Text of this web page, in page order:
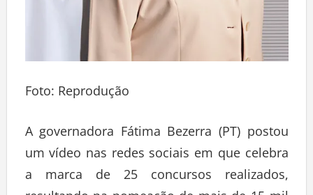
Foto: Reprodução
A governadora Fátima Bezerra (PT) postou
um vídeo nas redes sociais em que celebra
a marca de 25 concursos realizados,